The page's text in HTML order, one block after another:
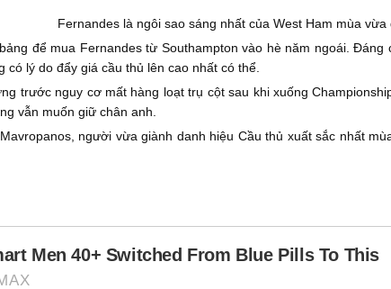
Fernandes là ngôi sao sáng nhất của West Ham mùa vừa
để mua Fernandes từ Southampton vào hè năm ngoái.
lý do đẩy giá cầu thủ lên cao nhất có thể.
trước nguy cơ mất hàng loạt trụ cột sau khi xuống
vẫn muốn giữ chân anh.
người vừa giành danh hiệu Cầu thủ xuất sắc nhất